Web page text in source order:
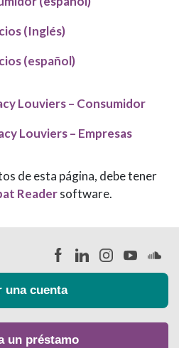
(Inglés)
(español)
Louviers – Consumidor
Louviers – Empresas
de esta página, debe tener
Readersoftware.
una cuenta
un préstamo